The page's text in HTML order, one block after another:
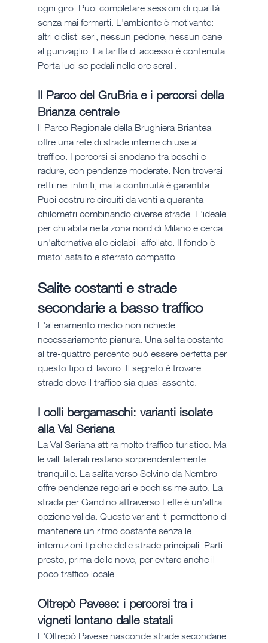
ogni giro. Puoi completare sessioni di qualità
senza mai fermarti. L'ambiente è motivante:
altri ciclisti seri, nessun pedone, nessun cane
al guinzaglio. La tariffa di accesso è contenuta.
Porta luci se pedali nelle ore serali.
Il Parco del GruBria e i percorsi della
Brianza centrale
Il Parco Regionale della Brughiera Briantea
offre una rete di strade interne chiuse al
traffico. I percorsi si snodano tra boschi e
radure, con pendenze moderate. Non troverai
rettilinei infiniti, ma la continuità è garantita.
Puoi costruire circuiti da venti a quaranta
chilometri combinando diverse strade. L'ideale
per chi abita nella zona nord di Milano e cerca
un'alternativa alle ciclabili affollate. Il fondo è
misto: asfalto e sterrato compatto.
Salite costanti e strade
secondarie a basso traffico
L'allenamento medio non richiede
necessariamente pianura. Una salita costante
al tre-quattro percento può essere perfetta per
questo tipo di lavoro. Il segreto è trovare
strade dove il traffico sia quasi assente.
I colli bergamaschi: varianti isolate
alla Val Seriana
La Val Seriana attira molto traffico turistico. Ma
le valli laterali restano sorprendentemente
tranquille. La salita verso Selvino da Nembro
offre pendenze regolari e pochissime auto. La
strada per Gandino attraverso Leffe è un'altra
opzione valida. Queste varianti ti permettono di
mantenere un ritmo costante senza le
interruzioni tipiche delle strade principali. Parti
presto, prima delle nove, per evitare anche il
poco traffico locale.
Oltrepò Pavese: i percorsi tra i
vigneti lontano dalle statali
L'Oltrepò Pavese nasconde strade secondarie